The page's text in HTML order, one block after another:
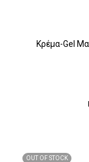
Κρέμα-Gel
OUT OF STOCK